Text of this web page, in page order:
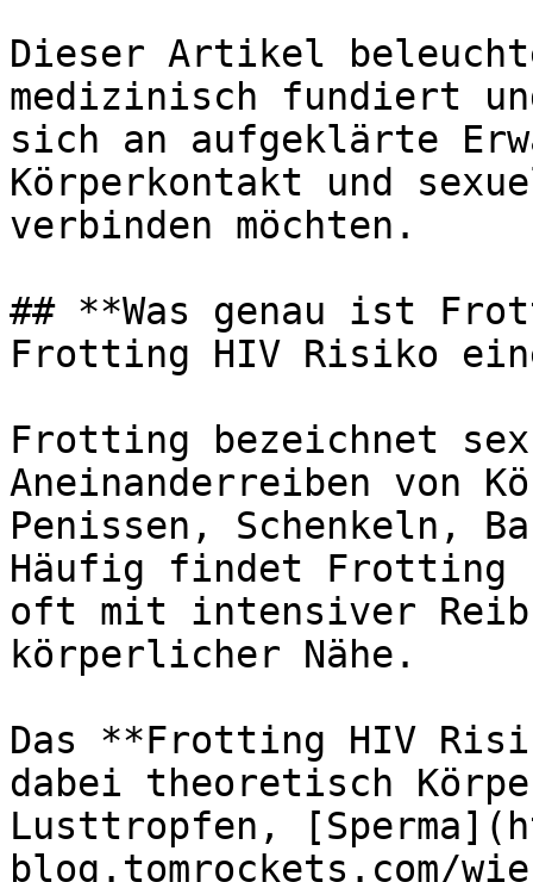
Dieser Artikel
medizinisch fundiert
sich an aufgeklärte
Körperkontakt und
verbinden möchten.
## **Was genau ist
Frotting HIV Risiko
Frotting bezeichnet
Aneinanderreiben von
Penissen, Schenkeln,
Häufig findet
oft mit intensiver
körperlicher Nähe.
Das **Frotting HIV
dabei theoretisch
Lusttropfen,
blog.tomrockets.com/